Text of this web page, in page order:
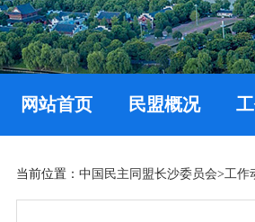
网站首页 民盟概况
当前位置： 中国民主同盟长沙委员会>工作